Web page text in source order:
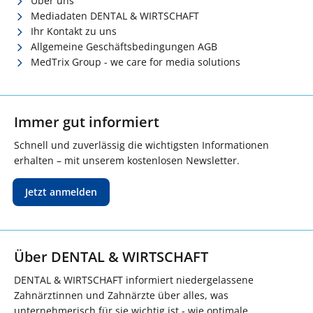
Mediadaten DENTAL & WIRTSCHAFT
Ihr Kontakt zu uns
Allgemeine Geschäftsbedingungen AGB
MedTrix Group - we care for media solutions
Immer gut informiert
Schnell und zuverlässig die wichtigsten Informationen
erhalten – mit unserem kostenlosen Newsletter.
Jetzt anmelden
Über DENTAL & WIRTSCHAFT
DENTAL & WIRTSCHAFT informiert niedergelassene
Zahnärztinnen und Zahnärzte über alles, was
unternehmerisch für sie wichtig ist - wie optimale